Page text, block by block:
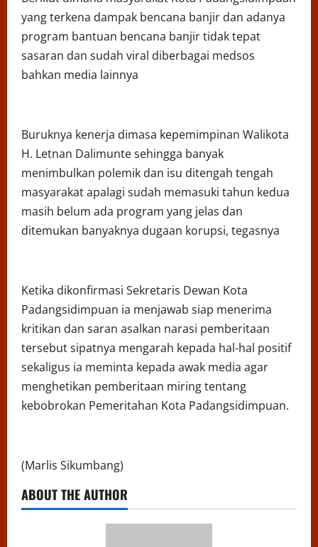
yang terkena dampak bencana banjir dan adanya
program bantuan bencana banjir tidak tepat
sasaran dan sudah viral diberbagai medsos
bahkan media lainnya
Buruknya kenerja dimasa kepemimpinan Walikota
H. Letnan Dalimunte sehingga banyak
menimbulkan polemik dan isu ditengah tengah
masyarakat apalagi sudah memasuki tahun kedua
masih belum ada program yang jelas dan
ditemukan banyaknya dugaan korupsi, tegasnya
Ketika dikonfirmasi Sekretaris Dewan Kota
Padangsidimpuan ia menjawab siap menerima
kritikan dan saran asalkan narasi pemberitaan
tersebut sipatnya mengarah kepada hal-hal positif
sekaligus ia meminta kepada awak media agar
menghetikan pemberitaan miring tentang
kebobrokan Pemeritahan Kota Padangsidimpuan.
(Marlis Sikumbang)
ABOUT THE AUTHOR